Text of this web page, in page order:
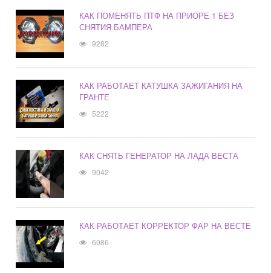
КАК ПОМЕНЯТЬ ПТФ НА ПРИОРЕ 1 БЕЗ
СНЯТИЯ БАМПЕРА
9282
КАК РАБОТАЕТ КАТУШКА ЗАЖИГАНИЯ НА
ГРАНТЕ
5222
КАК СНЯТЬ ГЕНЕРАТОР НА ЛАДА ВЕСТА
9042
КАК РАБОТАЕТ КОРРЕКТОР ФАР НА ВЕСТЕ
6086